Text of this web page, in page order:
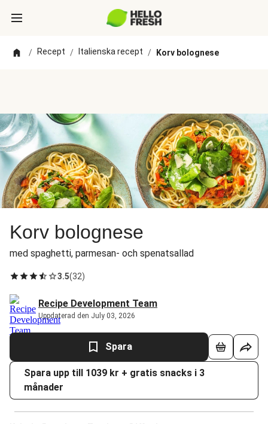
/ Recept / Italienska recept / Korv bolognese
Korv bolognese
med spaghetti, parmesan- och spenatsallad
3.5(32)
Recipe Development Team
Uppdaterad den July 03, 2026
Spara
Spara upp till 1039 kr + gratis snacks i 3
månader